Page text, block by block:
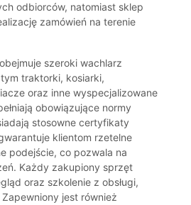
odbiorców, natomiast sklep
zamówień na terenie
szeroki wachlarz
traktorki, kosiarki,
oraz inne wyspecjalizowane
obowiązujące normy
stosowne certyfikaty
klientom rzetelne
podejście, co pozwala na
Każdy zakupiony sprzęt
oraz szkolenie z obsługi,
jest również